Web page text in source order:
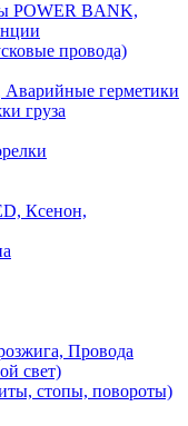
POWER BANK,
провода)
герметики
груза
Ксенон,
Провода
свет)
стопы, повороты)